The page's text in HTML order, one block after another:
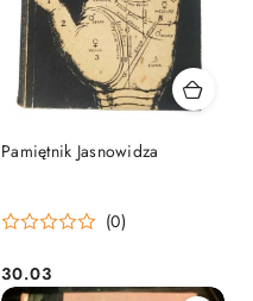
Pamiętnik Jasnowidza
(0)
Cena:
30.03